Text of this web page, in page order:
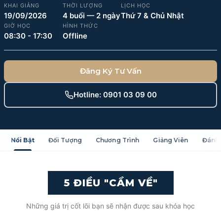
SALES & DISTRIBUTION
Modern Trade Key Account Management
Quản trị khách hàng trọng điểm kênh hiện đại
Design Winning Ecommerce Channel
Chiến lược kênh thương mại điện tử
LỊCH HỌC
KHAI GIẢNG
19/09/2026
THỜI LƯỢNG
4 buổi — 2 ngày
LỊCH HỌC
Thứ 7 & Chủ Nhật
GIỜ HỌC
08:30 - 17:30
HÌNH THỨC
Offline
Đăng Ký Tư Vấn
Hotline: 0901 03 09 00
Nổi Bật Đối Tượng Chương Trình Giảng Viên Đánh
5 ĐIỀU "CẦM VỀ"
Những giá trị cốt lõi bạn sẽ nhận được sau khóa học